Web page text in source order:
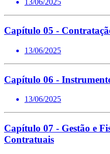
Capítulo 05 -
13/06/2025
Capítulo 06 -
13/06/2025
Capítulo 07 - Gestão e
Contratuais